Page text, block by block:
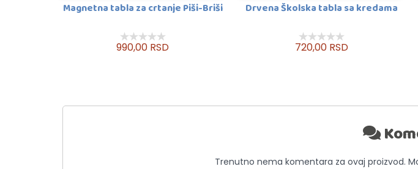
Magnetna tabla za crtanje Piši-Briši
990,00 RSD
Drvena Školska tabla sa kredama
720,00 RSD
Trenutno nema komentara za ovaj proizvod.